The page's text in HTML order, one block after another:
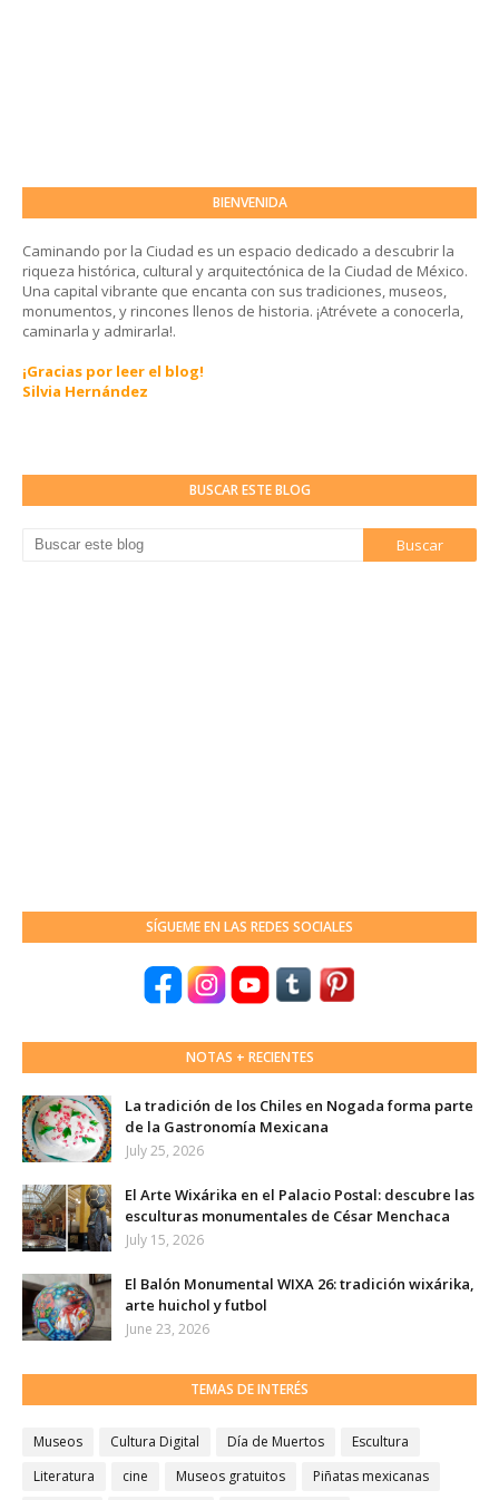
BIENVENIDA
Caminando por la Ciudad es un espacio dedicado a descubrir la
riqueza histórica, cultural y arquitectónica de la Ciudad de México.
Una capital vibrante que encanta con sus tradiciones, museos,
monumentos, y rincones llenos de historia. ¡Atrévete a conocerla,
caminarla y admirarla!.
¡Gracias por leer el blog!
Silvia Hernández
BUSCAR ESTE BLOG
SÍGUEME EN LAS REDES SOCIALES
NOTAS + RECIENTES
La tradición de los Chiles en Nogada forma parte
de la Gastronomía Mexicana
July 25, 2026
El Arte Wixárika en el Palacio Postal: descubre las
esculturas monumentales de César Menchaca
July 15, 2026
El Balón Monumental WIXA 26: tradición wixárika,
arte huichol y futbol
June 23, 2026
TEMAS DE INTERÉS
Museos Cultura Digital Día de Muertos
Escultura
Literatura
cine Museos gratuitos
Piñatas mexicanas